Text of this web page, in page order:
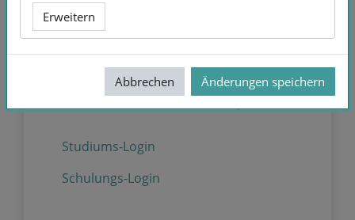
Google
Willkommen bei oncampus!
Studiums-Login
Schulungs-Login
Erweitern
Abbrechen Änderungen speichern
Erweitern
Abbrechen Änderungen speichern